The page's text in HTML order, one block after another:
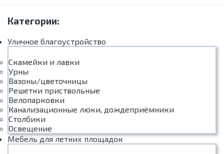
Категории:
Уличное благоустройство
Скамейки и лавки
Урны
Вазоны/цветочницы
Решетки приствольные
Велопарковки
Канализационные люки, дождеприёмники
Столбики
Освещение
Мебель для летних площадок